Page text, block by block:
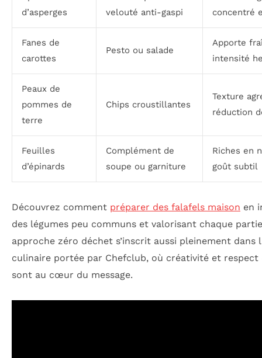
d’asperges
velouté anti-gaspi
concentré
Fanes de
carottes
Pesto ou salade
Apporte
intensité
Peaux de
pommes de
terre
Chips croustillantes
Texture
réduction
Feuilles
d’épinards
Complément de
soupe ou garniture
Riches en
goût subtil
Découvrez comment préparer des falafels maison en
des légumes peu communs et valorisant chaque
approche zéro déchet s’inscrit aussi pleinement dans
culinaire portée par Chefclub, où créativité et respect
sont au cœur du message.